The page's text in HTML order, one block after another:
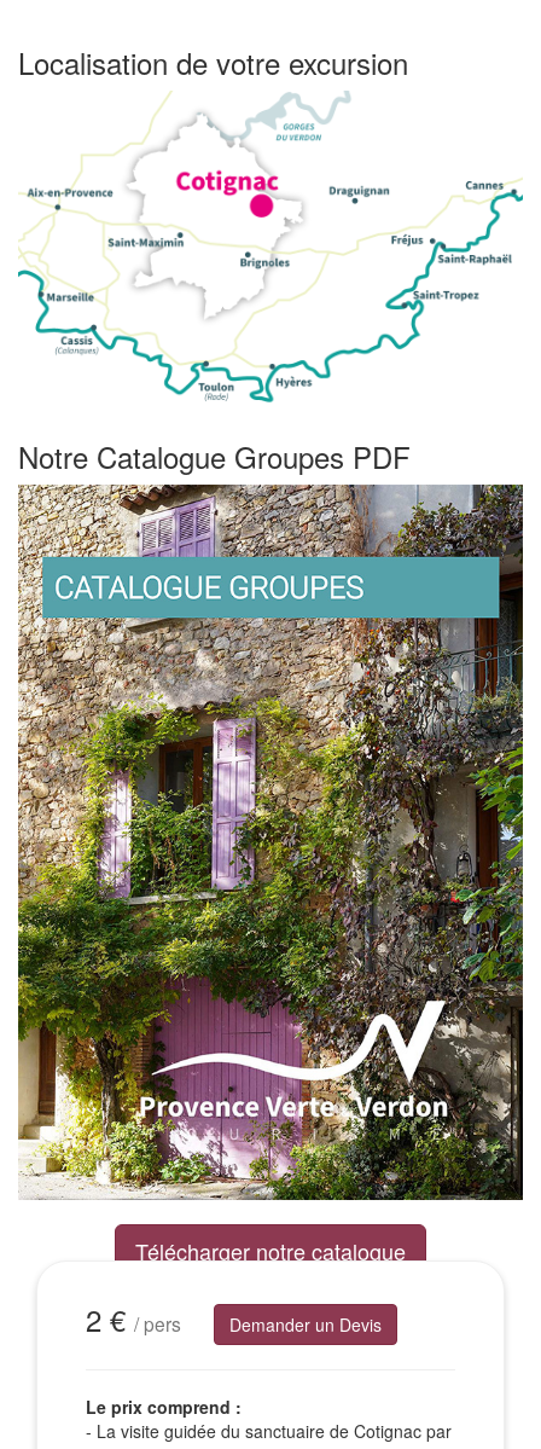
Localisation de votre excursion
Notre Catalogue Groupes PDF
Télécharger notre catalogue
2 € / pers Demander un Devis
Le prix comprend :
- La visite guidée du sanctuaire de Cotignac par